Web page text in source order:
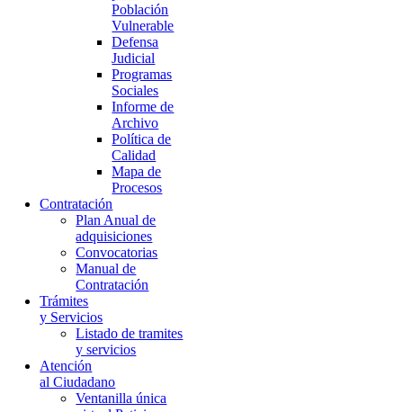
Población
Vulnerable
Defensa
Judicial
Programas
Sociales
Informe de
Archivo
Política de
Calidad
Mapa de
Procesos
Contratación
Plan Anual de
adquisiciones
Convocatorias
Manual de
Contratación
Trámites
y Servicios
Listado de tramites
y servicios
Atención
al Ciudadano
Ventanilla única